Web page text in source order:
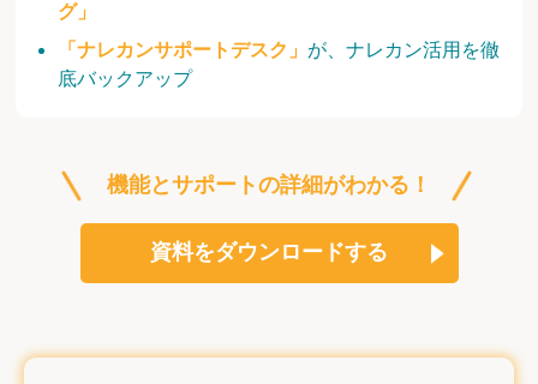
グ」
「ナレカンサポートデスク」 が、ナレカン活用を徹
底バックアップ
機能とサポートの詳細がわかる！
資料をダウンロードする